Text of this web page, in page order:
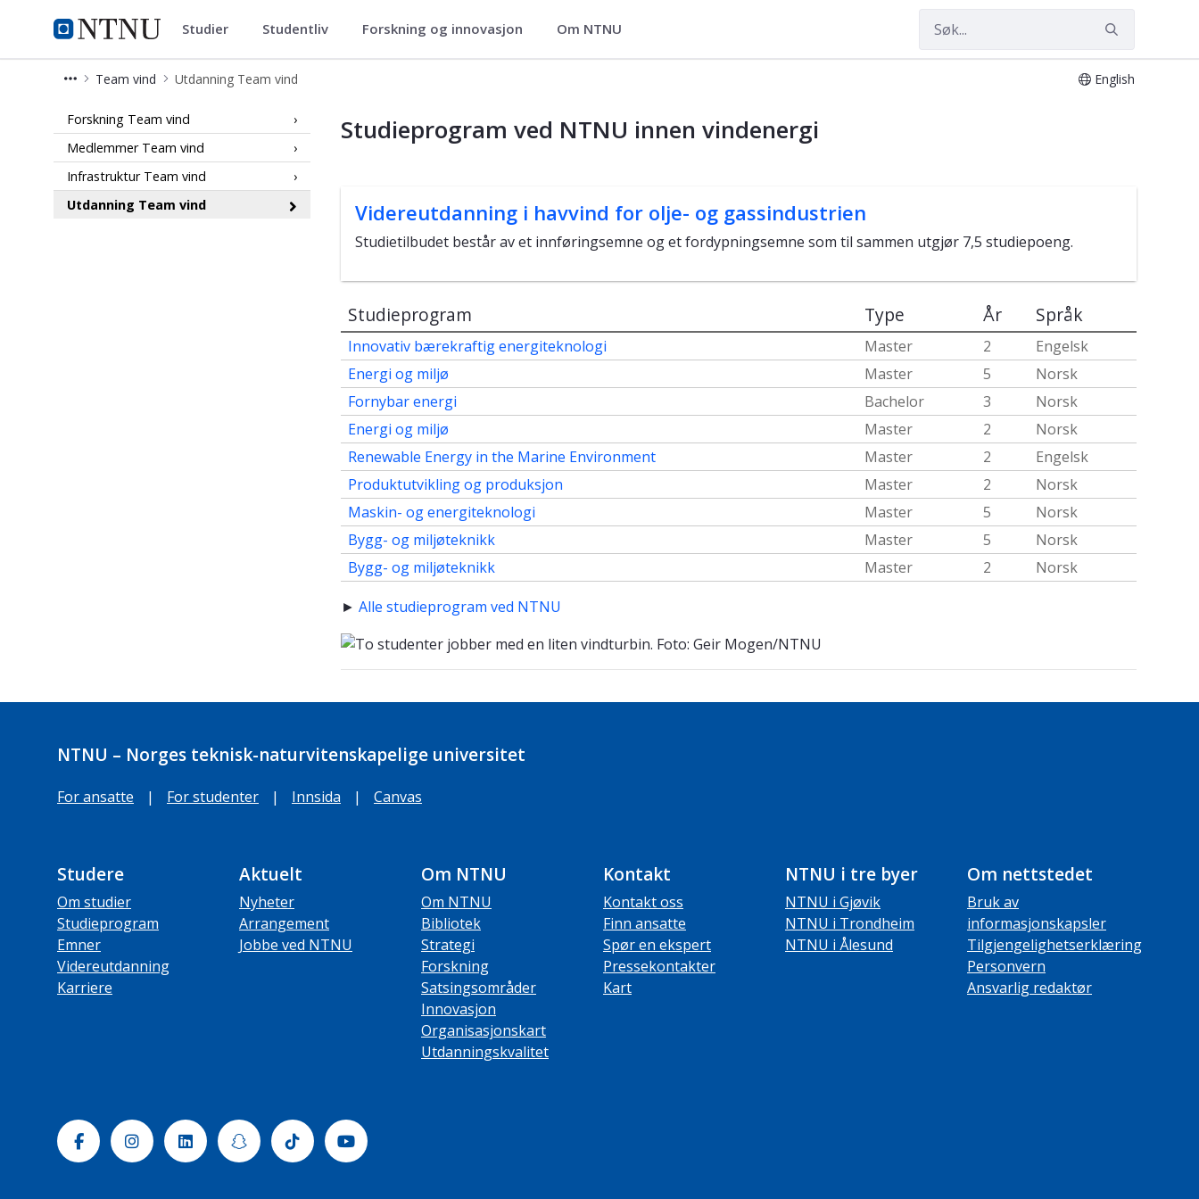
NTNU Hjemmeside
NTNU EnergiStudier Studentliv Forskning og innovasjon Om NTNU
Team vind Utdanning Team vind English
Utdanning Team vind
Forskning Team vind
Medlemmer Team vind
Infrastruktur Team vind
Utdanning Team vind
Studieprogram ved NTNU innen vindenergi
Videreutdanning i havvind for olje- og gassindustrien
Studietilbudet består av et innføringsemne og et fordypningsemne som til sammen utgjør 7,5 studiepoeng.
Studieprogram Type År Språk
Innovativ bærekraftig energiteknologi Master 2
Engelsk
Energi og miljø
Master 5
Norsk
Fornybar energi
Bachelor 3
Norsk
Energi og miljø
Master 2
Norsk
Renewable Energy in the Marine Environment
Master 2
Engelsk
Produktutvikling og produksjon
Master 2
Norsk
Maskin- og energiteknologi
Master 5
Norsk
Bygg- og miljøteknikk
Master 5
Norsk
Bygg- og miljøteknikk
Master 2
Norsk
► Alle studieprogram ved NTNU
NTNU – Norges teknisk-naturvitenskapelige universitet
For ansatte | For studenter | Innsida | Canvas
Studere
Om studier
Studieprogram
Emner
Videreutdanning
Karriere
Aktuelt
Nyheter
Arrangement
Jobbe ved NTNU
Om NTNU
Om NTNU
Bibliotek
Strategi
Forskning
Satsingsområder
Innovasjon
Organisasjonskart
Utdanningskvalitet
Kontakt
Kontakt oss
Finn ansatte
Spør en ekspert
Pressekontakter
Kart
NTNU i tre byer
NTNU i Gjøvik
NTNU i Trondheim
NTNU i Ålesund
Om nettstedet
Bruk av
informasjonskapsler
Tilgjengelighetserklæring
Personvern
Ansvarlig redaktør
FacebookInstagramLinkedinSnapchatTiktok Youtube